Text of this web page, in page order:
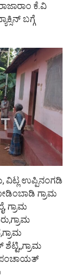
ಕೆ.ವಿ
ಬಗ್ಗೆ
ವಿಟ್ಲ ಉಪ್ಪಿನಂಗಡಿ
ಗ್ರಾಮ
ಗ್ರಾಮ
ಪಂಚಾಯತ್